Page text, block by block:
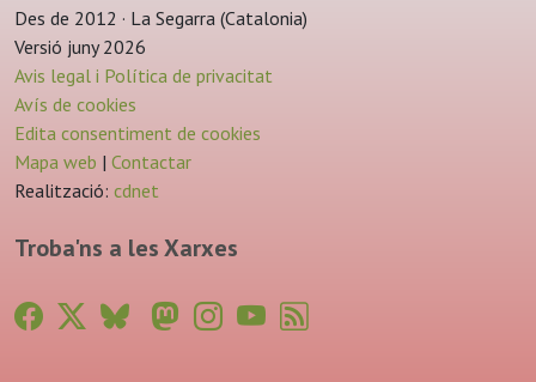
Des de 2012 · La Segarra (Catalonia)
Versió juny 2026
Avis legal i Política de privacitat
Avís de cookies
Edita consentiment de cookies
Mapa web | Contactar
Realització: cdnet
Troba'ns a les Xarxes